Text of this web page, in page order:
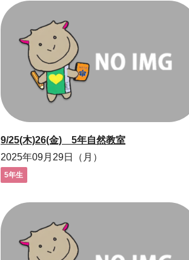
9/25(木)26(金) 5年自然教室
2025年09月29日（月）
5年生